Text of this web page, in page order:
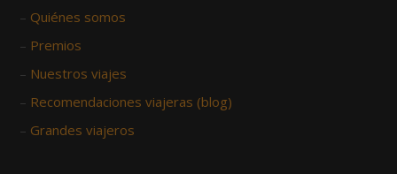
– Quiénes somos
– Premios
– Nuestros viajes
– Recomendaciones viajeras (blog)
– Grandes viajeros